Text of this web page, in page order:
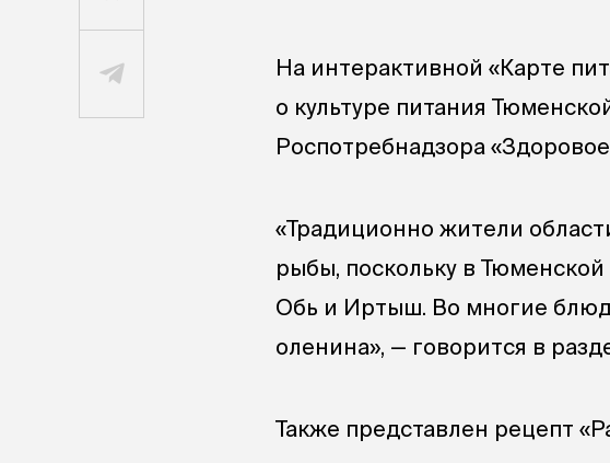
На интерактивной «Карте
о культуре питания
Роспотребнадзора
«Традиционно жители
рыбы, поскольку в
Обь и Иртыш. Во многие
оленина», — говорится в
Также представлен рецепт